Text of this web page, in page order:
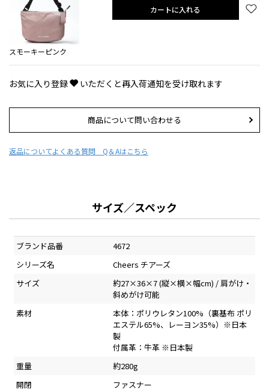
スモーキーピンク
カートに入れる
お気に入り登録 いただくと再入荷通知を受け取れます
商品について問い合わせる
返品についてよくある質問 Q＆Aはこちら
サイズ／スペック
ブランド品番
4672
シリーズ名
Cheers チアーズ
サイズ
約27×36×7 (縦×横×幅cm) / 肩がけ・
斜めがけ可能
素材
本体：ポリウレタン100%（裏基布 ポリ
エステル65%、レーヨン35%）※日本
製
付属革：牛革 ※日本製
重量
約280g
開閉
ファスナー